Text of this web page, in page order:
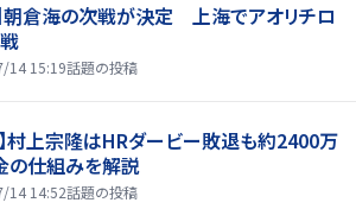
朝倉海の次戦が決定 上海でアオリチロ
14 15:19話題の投稿
村上宗隆はHRダービー敗退も約2400万
の仕組みを解説
14 14:52話題の投稿